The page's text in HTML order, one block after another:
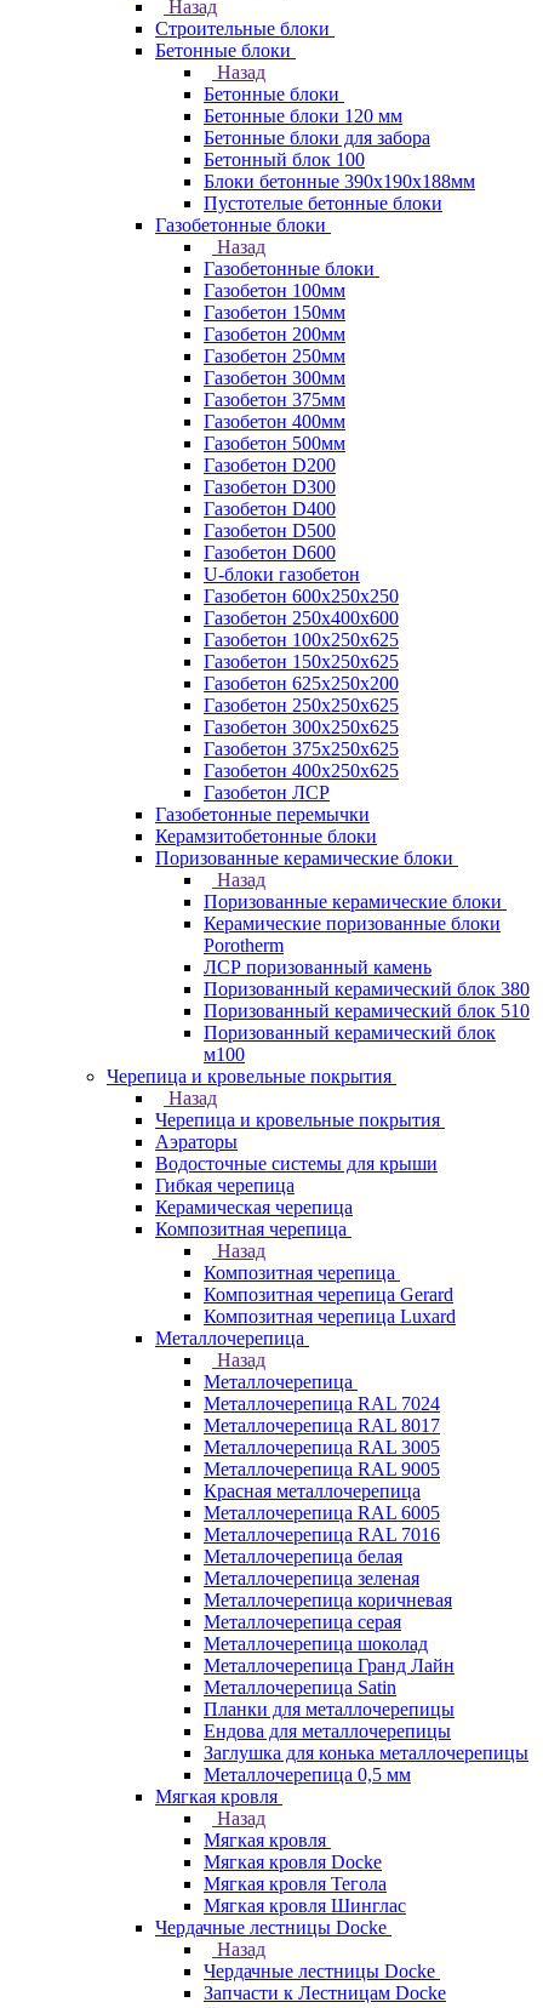
Назад
Строительные блоки
Бетонные блоки
Назад
Бетонные блоки
Бетонные блоки 120 мм
Бетонные блоки для забора
Бетонный блок 100
Блоки бетонные 390х190х188мм
Пустотелые бетонные блоки
Газобетонные блоки
Назад
Газобетонные блоки
Газобетон 100мм
Газобетон 150мм
Газобетон 200мм
Газобетон 250мм
Газобетон 300мм
Газобетон 375мм
Газобетон 400мм
Газобетон 500мм
Газобетон D200
Газобетон D300
Газобетон D400
Газобетон D500
Газобетон D600
U-блоки газобетон
Газобетон 600x250x250
Газобетон 250x400x600
Газобетон 100х250х625
Газобетон 150х250х625
Газобетон 625х250х200
Газобетон 250х250х625
Газобетон 300х250х625
Газобетон 375х250х625
Газобетон 400х250х625
Газобетон ЛСР
Газобетонные перемычки
Керамзитобетонные блоки
Поризованные керамические блоки
Назад
Поризованные керамические блоки
Керамические поризованные блоки
Porotherm
ЛСР поризованный камень
Поризованный керамический блок 380
Поризованный керамический блок 510
Поризованный керамический блок
м100
Черепица и кровельные покрытия
Назад
Черепица и кровельные покрытия
Аэраторы
Водосточные системы для крыши
Гибкая черепица
Керамическая черепица
Композитная черепица
Назад
Композитная черепица
Композитная черепица Gerard
Композитная черепица Luxard
Металлочерепица
Назад
Металлочерепица
Металлочерепица RAL 7024
Металлочерепица RAL 8017
Металлочерепица RAL 3005
Металлочерепица RAL 9005
Красная металлочерепица
Металлочерепица RAL 6005
Металлочерепица RAL 7016
Металлочерепица белая
Металлочерепица зеленая
Металлочерепица коричневая
Металлочерепица серая
Металлочерепица шоколад
Металлочерепица Гранд Лайн
Металлочерепица Satin
Планки для металлочерепицы
Ендова для металлочерепицы
Заглушка для конька металлочерепицы
Металлочерепица 0,5 мм
Мягкая кровля
Назад
Мягкая кровля
Мягкая кровля Docke
Мягкая кровля Тегола
Мягкая кровля Шинглас
Чердачные лестницы Docke
Назад
Чердачные лестницы Docke
Запчасти к Лестницам Docke